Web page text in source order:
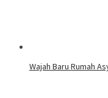
Wajah Baru Rumah